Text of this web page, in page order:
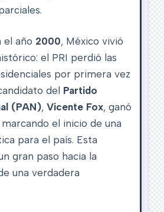
el año 2000, México vivió
el PRI perdió las
por primera vez
del Partido
(PAN),Vicente Fox, ganó
el inicio de una
para el país. Esta
gran paso hacia la
una verdadera